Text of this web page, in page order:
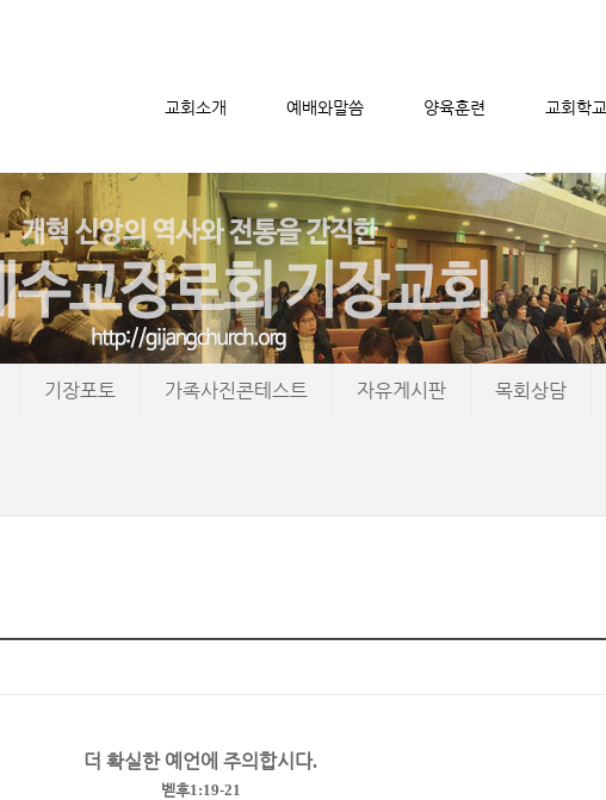
교회소개 예배와말씀 양육훈련 교회학교
메뉴 건너뛰기
기장포토 가족사진콘테스트 자유게시판 목회상담
더 확실한 예언에 주의합시다.
벧후1:19-21